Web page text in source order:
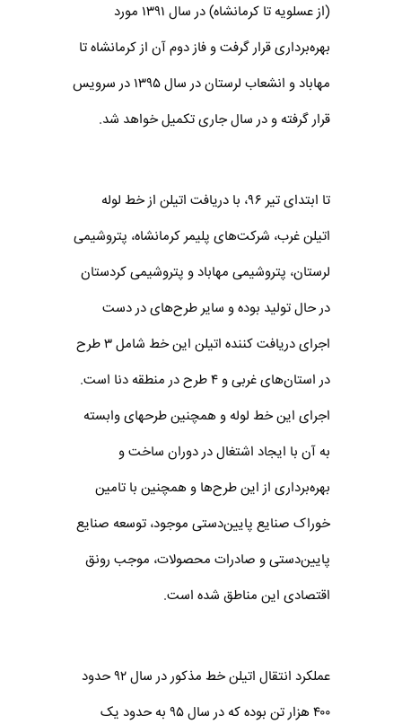
(از عسلویه تا کرمانشاه) در سال ۱۳۹۱ مورد
بهره‌برداری قرار گرفت و فاز دوم آن از کرمانشاه تا
مهاباد و انشعاب لرستان در سال ۱۳۹۵ در سرویس
قرار گرفته و در سال جاری تکمیل خواهد شد.
تا ابتدای تیر ۹۶، با دریافت اتیلن از خط لوله
اتیلن غرب، شرکت‌های پلیمر کرمانشاه، پتروشیمی
لرستان، پتروشیمی مهاباد و پتروشیمی کردستان
در حال تولید بوده و سایر طرح‌های در دست
اجرای دریافت کننده اتیلن این خط شامل ۳ طرح
در استان‌های غربی و ۴ طرح در منطقه دنا است.
اجرای این خط لوله و همچنین طرحهای وابسته
به آن با ایجاد اشتغال در دوران ساخت و
بهره‌برداری از این طرح‌ها و همچنین با تامین
خوراک صنایع پایین‌دستی موجود، توسعه صنایع
پایین‌دستی و صادرات محصولات، موجب رونق
اقتصادی این مناطق شده است.
عملکرد انتقال اتیلن خط مذکور در سال ۹۲ حدود
۴۰۰ هزار تن بوده که در سال ۹۵ به حدود یک